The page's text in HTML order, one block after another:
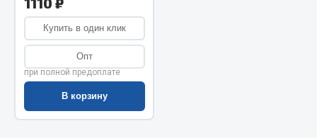
Коробка передач
Коробка передач ZF
Весь раздел
Купить в один клик
Опт
при полной предоплате
В корзину